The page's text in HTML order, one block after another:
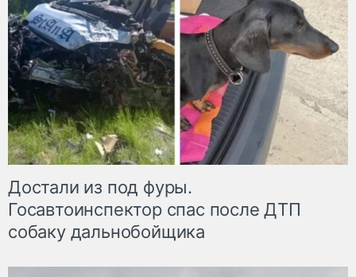
Достали из под фуры.
Госавтоинспектор спас после ДТП
собаку дальнобойщика